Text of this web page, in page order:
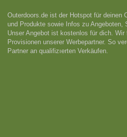
Outerdoors.de ist der Hotspot für deinen
und Produkte sowie Infos zu Angeboten,
Unser Angebot ist kostenlos für dich. Wir
Provisionen unserer Werbepartner. So
Partner an qualifizıerten Verkäufen.